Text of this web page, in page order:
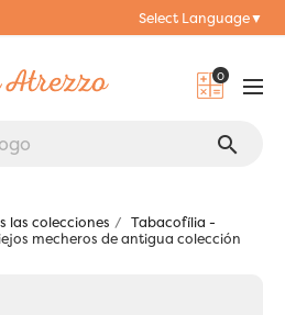
Select Language▼
0
search
las colecciones
Tabacofília -
mecheros de antigua colección